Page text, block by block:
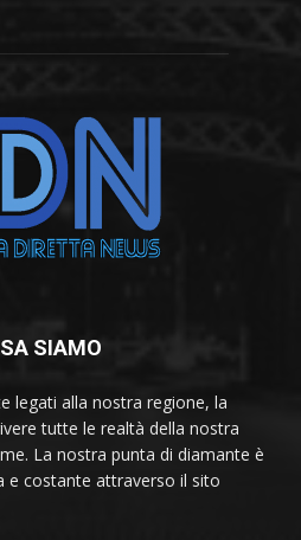
SIAMO
legati alla nostra regione, la
tutte le realtà della nostra
La nostra punta di diamante è
e costante attraverso il sito